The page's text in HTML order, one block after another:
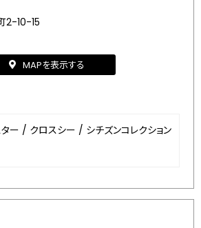
2-10-15
MAPを表示する
ー / クロスシー / シチズンコレクション